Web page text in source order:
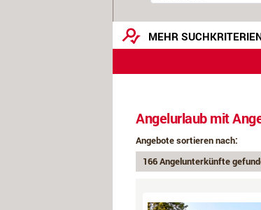
MEHR
Angelurlaub mit
Angebote sortieren nach:
166 Angelunterkünfte